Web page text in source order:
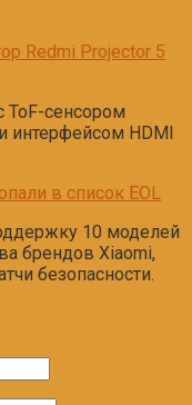
Redmi Projector 5
ToF-сенсором
интерфейсом HDMI
в список EOL
10 моделей
брендов Xiaomi,
безопасности.